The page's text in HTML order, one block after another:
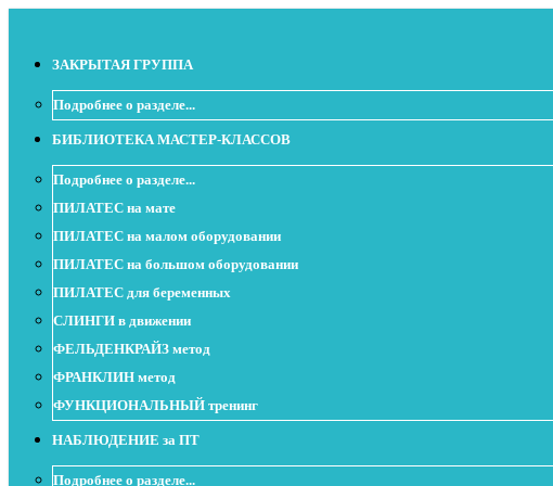
ЗАКРЫТАЯ ГРУППА
Подробнее о разделе...
БИБЛИОТЕКА МАСТЕР-КЛАССОВ
Подробнее о разделе...
ПИЛАТЕС на мате
ПИЛАТЕС на малом оборудовании
ПИЛАТЕС на большом оборудовании
ПИЛАТЕС для беременных
СЛИНГИ в движении
ФЕЛЬДЕНКРАЙЗ метод
ФРАНКЛИН метод
ФУНКЦИОНАЛЬНЫЙ тренинг
НАБЛЮДЕНИЕ за ПТ
Подробнее о разделе...